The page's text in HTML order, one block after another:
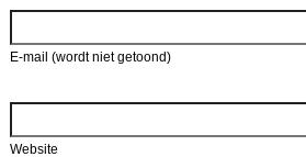
E-mail (wordt niet getoond)
Website